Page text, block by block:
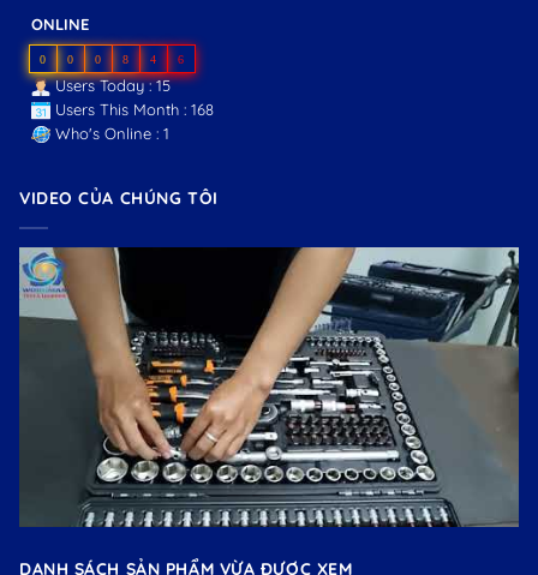
ONLINE
0 0 0 8 4 6
Users Today : 15
Users This Month : 168
Who's Online : 1
VIDEO CỦA CHÚNG TÔI
DANH SÁCH SẢN PHẨM VỪA ĐƯỢC XEM